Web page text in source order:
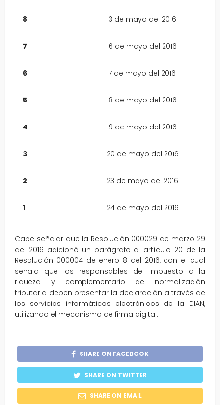
8 13 de mayo del 2016
7 16 de mayo del 2016
6 17 de mayo del 2016
5 18 de mayo del 2016
4 19 de mayo del 2016
3 20 de mayo del 2016
2 23 de mayo del 2016
1 24 de mayo del 2016
Cabe señalar que la Resolución 000029 de marzo 29
del 2016 adicionó un parágrafo al artículo 20 de la
Resolución 000004 de enero 8 del 2016, con el cual
señala que los responsables del impuesto a la
riqueza y complementario de normalización
tributaria deben presentar la declaración a través de
los servicios informáticos electrónicos de la DIAN,
utilizando el mecanismo de firma digital.
SHARE ON FACEBOOK
SHARE ON TWITTER
SHARE ON EMAIL